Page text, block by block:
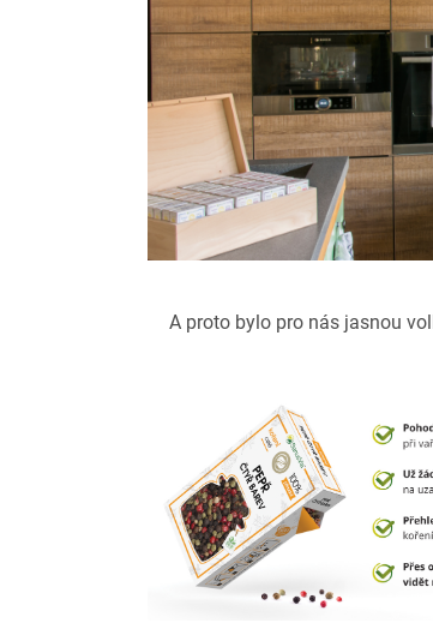
A proto bylo pro nás jasnou